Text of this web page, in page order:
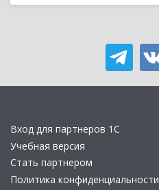
Вход для партнеров 1С
Учебная версия
Стать партнером
Политика конфиденциальности